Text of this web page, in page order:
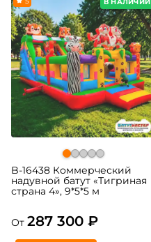
B-16438 Коммерческий
надувной батут «Тигриная
страна 4», 9*5*5 м
От 287 300 ₽